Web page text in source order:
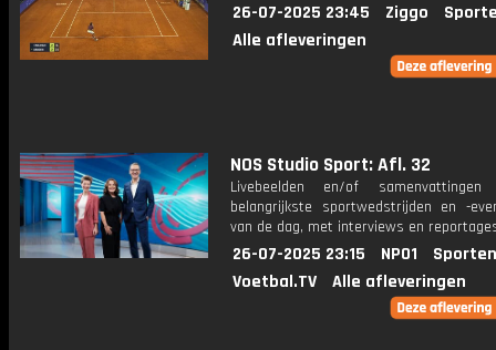
26-07-2025 23:45 Ziggo
Alle afleveringen
NOS Studio Sport: Afl. 32
Livebeelden en/of
belangrijkste sportwedstrijden en -
van de dag, met interviews en
26-07-2025 23:15 NPO1
Voetbal.TV
Alle afleveringen